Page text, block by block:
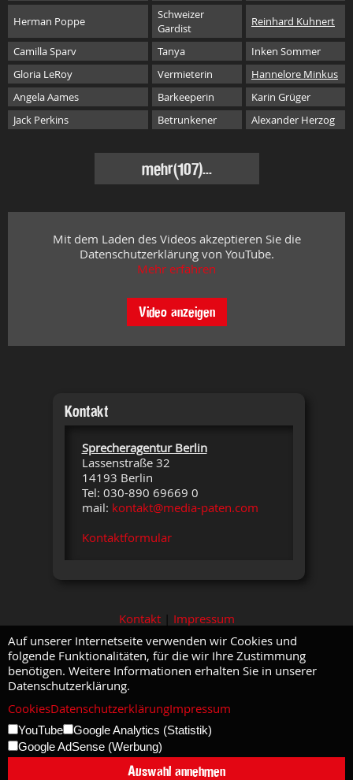
Herman Poppe
Schweizer
Gardist
Reinhard Kuhnert
Camilla Sparv Tanya
Inken Sommer
Gloria LeRoy
Vermieterin
Hannelore Minkus
Angela Aames
Barkeeperin
Karin Grüger
Jack Perkins
Betrunkener Alexander Herzog
mehr(107)...
Mit dem Laden des Videos akzeptieren Sie die
Datenschutzerklärung von YouTube.
Mehr erfahren
Video anzeigen
Kontakt
Sprecheragentur Berlin
Lassenstraße 32
14193 Berlin
Tel: 030-890 69669 0
mail: kontakt@media-paten.com
Kontaktformular
Kontakt| Impressum
Auf unserer Internetseite verwenden wir Cookies und
folgende Funktionalitäten, für die wir Ihre Zustimmung
benötigen. Weitere Informationen erhalten Sie in unserer
Datenschutzerklärung.
CookiesDatenschutzerklärungImpressum
YouTube
Google Analytics (Statistik)
Google AdSense (Werbung)
Auswahl annehmen